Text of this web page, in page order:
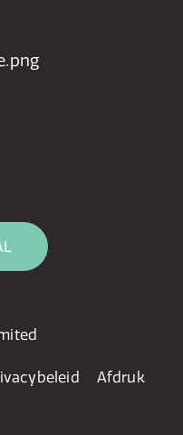
Afdruk